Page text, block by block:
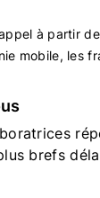
à partir
mobile, les
brefs